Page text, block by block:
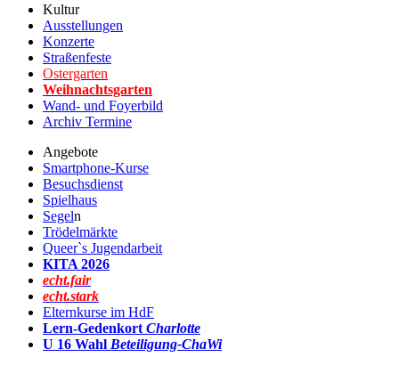
Kultur
Ausstellungen
Konzerte
Straßenfeste
Ostergarten
Weihnachtsgarten
Wand- und Foyerbild
Archiv Termine
Angebote
Smartphone-Kurse
Besuchsdienst
Spielhaus
Segeln
Trödelmärkte
Queer`s Jugendarbeit
KITA 2026
echt.fair
echt.stark
Elternkurse im HdF
Lern-Gedenkort Charlotte
U 16 Wahl Beteiligung-ChaWi